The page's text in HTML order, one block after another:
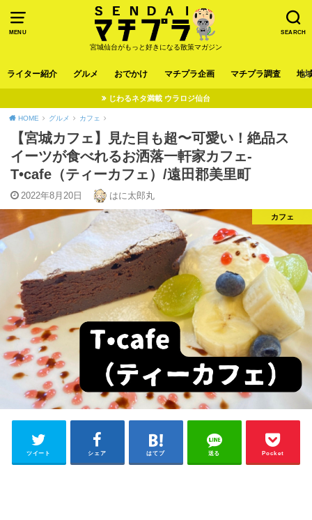
MENU SEARCH
宮城仙台がもっと好きになる散策マガジン
ライター紹介 グルメ おでかけ マチプラ企画 マチプラ調査 地
じわるネタ満載 ウラロジ仙台
HOME グルメ カフェ
【宮城カフェ】見た目も超〜可愛い！絶品ス
イーツが食べれるお洒落一軒家カフェ-
T•cafe（ティーカフェ）/遠田郡美里町
2022年8月20日 はに太郎丸
カフェ
ツイート シェア はてブ 送る Pocket